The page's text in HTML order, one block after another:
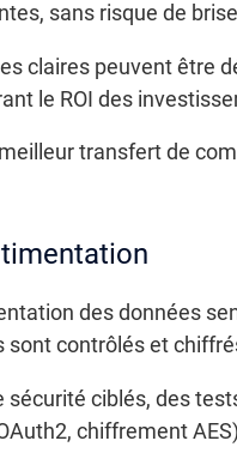
sans risque de
claires peuvent être
le ROI des
transfert de
des données
contrôlés et
sécurité ciblés, des
chiffrement